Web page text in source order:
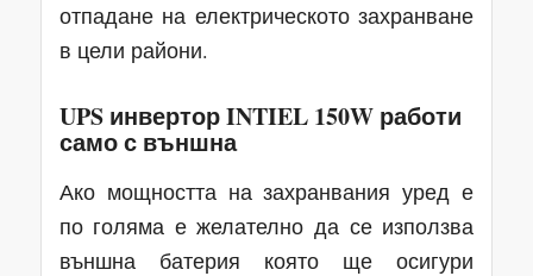
отпадане на електрическото захранване
в цели райони.
UPS инвертор INTIEL 150W работи
само с външна
Ако мощността на захранвания уред е
по голяма е желателно да се използва
външна батерия която ще осигури